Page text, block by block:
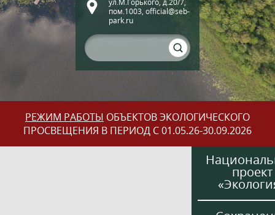
ул.М.Горького, д.20/7,
пом.1003, official@seb-
park.ru
РЕЖИМ РАБОТЫ ОБЪЕКТОВ ЭКОЛОГИЧЕСКОГО
ПРОСВЕЩЕНИЯ В ПЕРИОД С 01.05.26-30.09.2026
проект